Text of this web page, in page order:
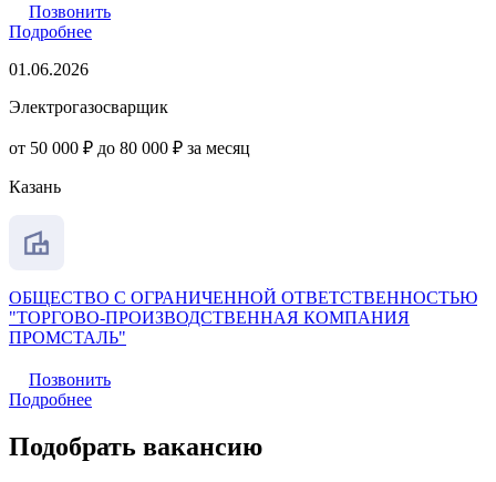
Позвонить
Подробнее
01.06.2026
Электрогазосварщик
от 50 000 ₽ до 80 000 ₽ за месяц
Казань
ОБЩЕСТВО С ОГРАНИЧЕННОЙ ОТВЕТСТВЕННОСТЬЮ
"ТОРГОВО-ПРОИЗВОДСТВЕННАЯ КОМПАНИЯ
ПРОМСТАЛЬ"
Позвонить
Подробнее
Подобрать вакансию